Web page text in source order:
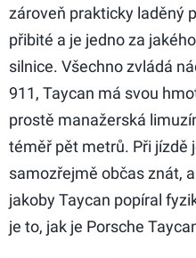
zároveň prakticky laděný
přibité a je jedno za
silnice. Všechno zvládá
911, Taycan má svou
prostě manažerská
téměř pět metrů. Při jízdě
samozřejmě občas znát,
jakoby Taycan popíral
je to, jak je Porsche